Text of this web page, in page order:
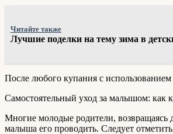
Читайте также
Лучшие поделки на тему зима в
После любого купания с
Самостоятельный уход за малышом: как
Многие молодые родители, возвращаясь
малыша его проводить. Следует